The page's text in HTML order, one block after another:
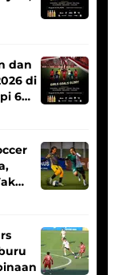
dan
di
6